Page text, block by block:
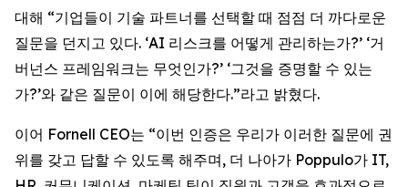
대해 “기업들이 기술 파트너를 선택할 때 점점 더 까다로운
질문을 던지고 있다. ‘AI 리스크를 어떻게 관리하는가?’ ‘거
버넌스 프레임워크는 무엇인가?’ ‘그것을 증명할 수 있는
가?’와 같은 질문이 이에 해당한다.”라고 밝혔다.
이어 Fornell CEO는 “이번 인증은 우리가 이러한 질문에 권
위를 갖고 답할 수 있도록 해주며, 더 나아가 Poppulo가 IT,